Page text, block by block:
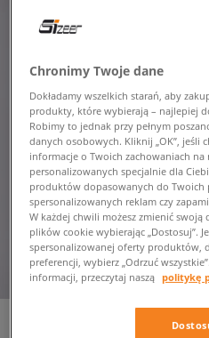
Chronimy Twoje dane
Dokładamy wszelkich starań, aby
produkty, które wybierają – najlepiej
Robimy to jednak przy pełnym
danych osobowych. Kliknij „OK”, jeśli
informacje o Twoich zachowaniach
personalizowanych specjalnie dla
produktów dopasowanych do Twoich
spersonalizowanych reklam czy
W każdej chwili możesz zmienić swoją
plików cookie wybierając „Dostosuj”.
spersonalizowanej oferty produktów,
preferencji, wybierz „Odrzuć
informacji, przeczytaj naszą politykę